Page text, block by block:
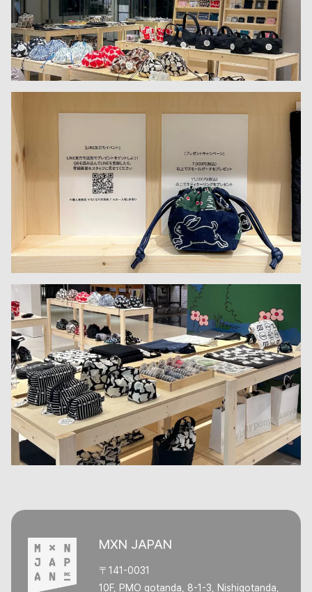
MXN JAPAN
〒141-0031
10F, PMO gotanda, 8-1-3, Nishigotanda,